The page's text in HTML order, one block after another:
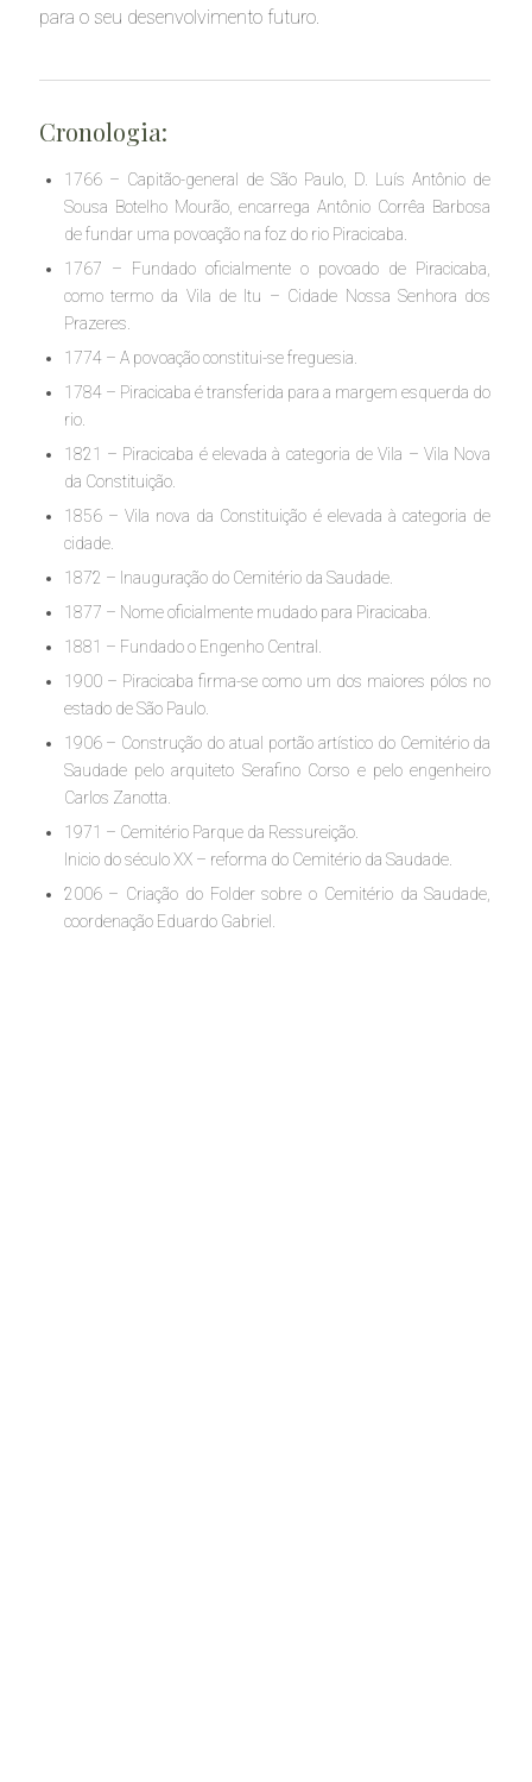
para o seu desenvolvimento futuro.
Cronologia:
1766 – Capitão-general de São Paulo, D. Luís Antônio de
Sousa Botelho Mourão, encarrega Antônio Corrêa Barbosa
de fundar uma povoação na foz do rio Piracicaba.
1767 – Fundado oficialmente o povoado de Piracicaba,
como termo da Vila de Itu – Cidade Nossa Senhora dos
Prazeres.
1774 – A povoação constitui-se freguesia.
1784 – Piracicaba é transferida para a margem esquerda do
rio.
1821 – Piracicaba é elevada à categoria de Vila – Vila Nova
da Constituição.
1856 – Vila nova da Constituição é elevada à categoria de
cidade.
1872 – Inauguração do Cemitério da Saudade.
1877 – Nome oficialmente mudado para Piracicaba.
1881 – Fundado o Engenho Central.
1900 – Piracicaba firma-se como um dos maiores pólos no
estado de São Paulo.
1906 – Construção do atual portão artístico do Cemitério da
Saudade pelo arquiteto Serafino Corso e pelo engenheiro
Carlos Zanotta.
1971 – Cemitério Parque da Ressureição.
Inicio do século XX – reforma do Cemitério da Saudade.
2006 – Criação do Folder sobre o Cemitério da Saudade,
coordenação Eduardo Gabriel.